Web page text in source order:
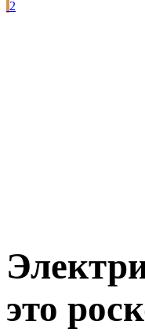
2
это